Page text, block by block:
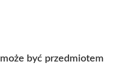
może być przedmiotem